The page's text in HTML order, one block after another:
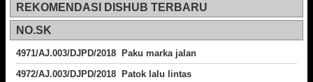
REKOMENDASI DISHUB TERBARU
NO.SK
4971/AJ.003/DJPD/2018 Paku marka jalan
4972/AJ.003/DJPD/2018 Patok lalu lintas